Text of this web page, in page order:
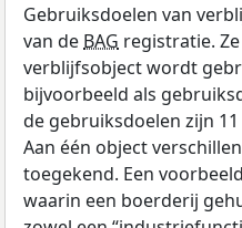
Gebruiksdoelen van
van de BAG registratie.
verblijfsobject wordt
bijvoorbeeld als
de gebruiksdoelen zijn
Aan één object
toegekend. Een
waarin een boerderij